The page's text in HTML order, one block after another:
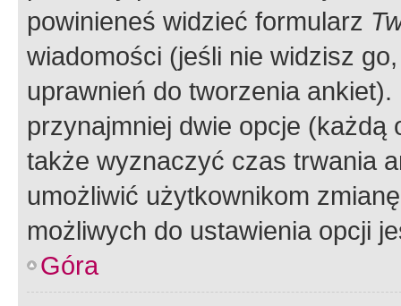
powinieneś widzieć formularz
wiadomości (jeśli nie widzisz
uprawnień do tworzenia
przynajmniej dwie opcje
także wyznaczyć czas trwania
umożliwić użytkownikom
możliwych do ustawienia opcji
Góra